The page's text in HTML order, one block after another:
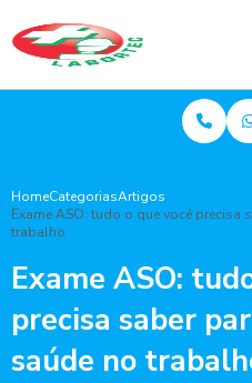
HomeCategoriasArtigos
Exame ASO: tudo o que você precisa
trabalho
Exame ASO:
precisa saber
saúde no